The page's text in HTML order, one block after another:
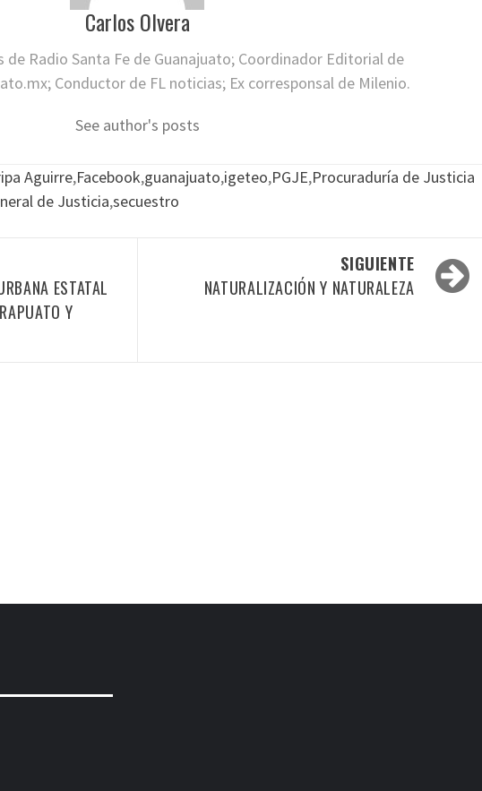
Carlos Olvera
de Radio Santa Fe de Guanajuato; Coordinador Editorial de
Conductor de FL noticias; Ex corresponsal de Milenio.
See author's posts
Aguirre,Facebook,guanajuato,igeteo,PGJE,Procuraduría de Justicia
de Justicia,secuestro
ESTATAL
Y
SIGUIENTE
NATURALIZACIÓN Y NATURALEZA